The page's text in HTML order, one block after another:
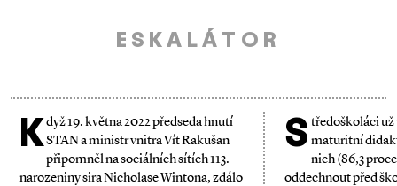
ESKALÁTOR
K
dyž 19. května 2022 předseda hnutí
STAN a ministr vnitra Vít Rakušan
připomněl na sociálních sítích 113.
narozeniny sira Nicholase Wintona, zdálo
S
tředoškoláci už
maturitní
nich (86,3
oddechnout před